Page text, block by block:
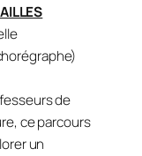
de
ce parcours
un